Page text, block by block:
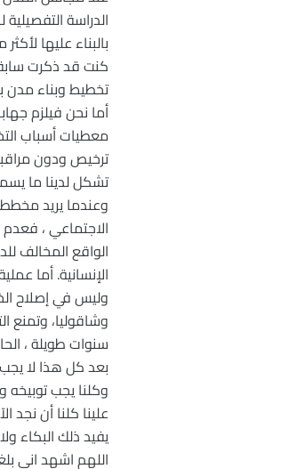
الدراسة
بالبناء عليها
كنت قد ذكرت
تخطيط وبناء مدن
أما نحن فيلزم
معطيات أسباب
ترخيص ودون
تشكل لدينا ما
وعندما يريد
الاجتماعي ،
الواقع المخالف
الإنسانية. أما
وليس في إصلاح
وشاقوليا، وتمنع
سنوات طويلة ،
بعد كل هذا لا
وكلنا يجب
علينا كلنا أن نجد
يفيد ذلك البكاء
اللهم اشهد اني